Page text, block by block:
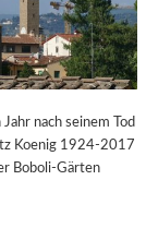
nach seinem Tod
Koenig 1924-2017
Boboli-Gärten